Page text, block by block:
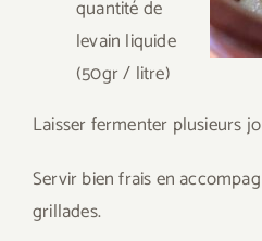
quantité de
levain liquide
(50gr / litre)
Laisser fermenter plusieurs
Servir bien frais en
grillades.